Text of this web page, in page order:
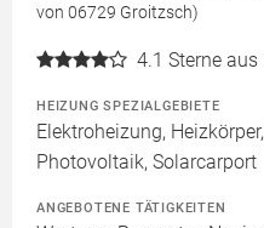
von 06729 Groitzsch)
4.1 Sterne
HEIZUNG SPEZIALGEBIETE
Elektroheizung,
Photovoltaik, Solarcarport
ANGEBOTENE TÄTIGKEITEN